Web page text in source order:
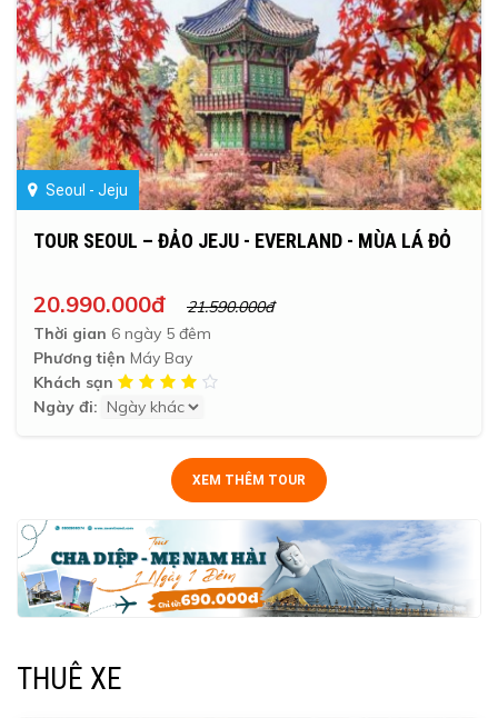
Seoul - Jeju
TOUR SEOUL – ĐẢO JEJU - EVERLAND - MÙA LÁ ĐỎ
20.990.000đ
21.590.000đ
Thời gian 6 ngày 5 đêm
Phương tiện Máy Bay
Khách sạn
Ngày đi:
XEM THÊM TOUR
THUÊ XE